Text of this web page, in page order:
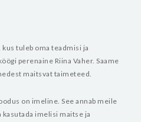
tuleb oma teadmisi ja
perenaine Riina Vaher. Saame
maitsvat taimeteed.
on imeline. See annab meile
kasutada imelisi maitse ja